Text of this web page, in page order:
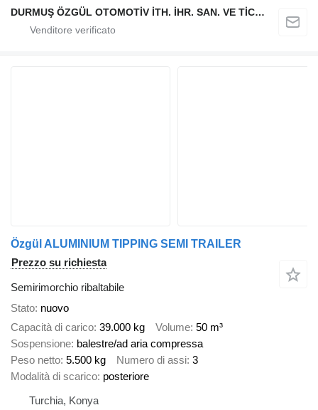
DURMUŞ ÖZGÜL OTOMOTİV İTH. İHR. SAN. VE TİC. A.Ş
Özgül ALUMINIUM TIPPING SEMI TRAILER
Prezzo su richiesta
Semirimorchio ribaltabile
Stato nuovo
Capacità di carico 39.000 kg Volume 50 m³
Sospensione balestre/ad aria compressa
Peso netto 5.500 kg Numero di assi 3
Modalità di scarico posteriore
Turchia, Konya